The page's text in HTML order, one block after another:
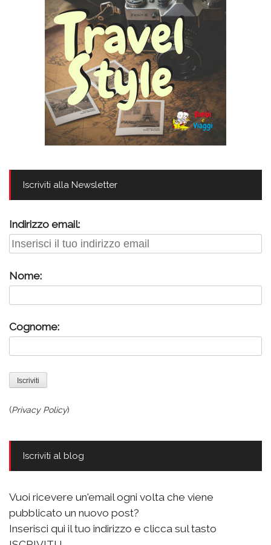
Iscriviti alla Newsletter
Indirizzo email:
Nome:
Cognome:
(Privacy Policy)
Iscriviti al blog
Vuoi ricevere un'email ogni volta che viene
pubblicato un nuovo post?
Inserisci qui il tuo indirizzo e clicca sul tasto